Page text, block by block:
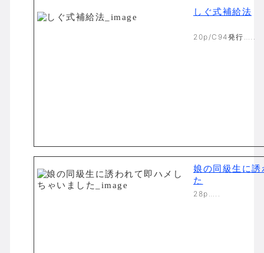
しぐ式補給法
20p/C94発行…..
娘の同級生に
た
28p…..